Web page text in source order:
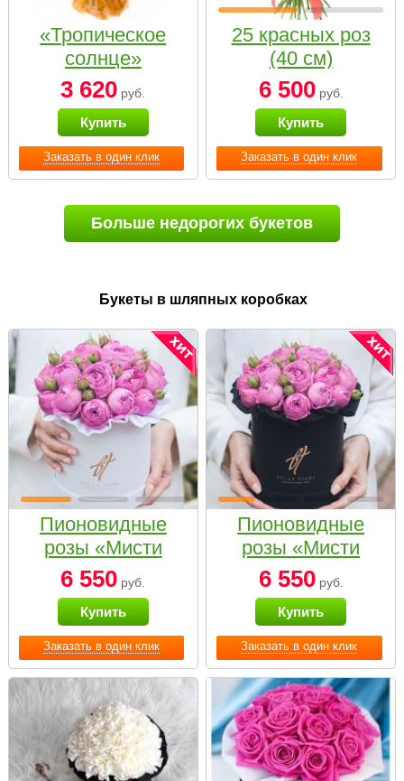
Заказать в один клик
«Тропическое
солнце»
3 620 руб.
Купить
Заказать в один клик
25 красных роз
(40 см)
6 500руб.
Купить
Больше недорогих букетов
Букеты в шляпных коробках
Заказать в один клик
Пионовидные
розы «Мисти
бабблс» в белой
коробке Small
6 550 руб.
Купить
Заказать в один клик
Пионовидные
розы «Мисти
бабблс» в
черной коробке
Small
6 550руб.
Купить